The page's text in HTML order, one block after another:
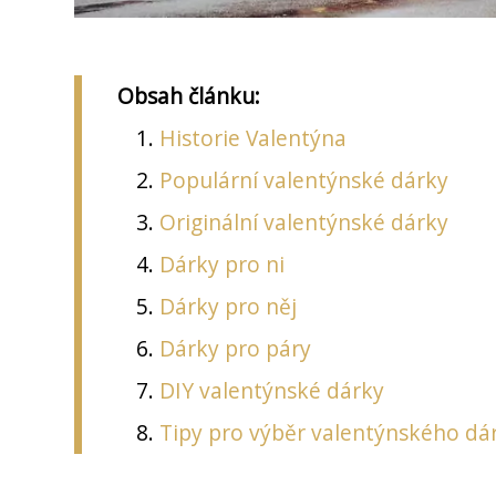
Obsah článku:
Historie Valentýna
Populární valentýnské dárky
Originální valentýnské dárky
Dárky pro ni
Dárky pro něj
Dárky pro páry
DIY valentýnské dárky
Tipy pro výběr valentýnského